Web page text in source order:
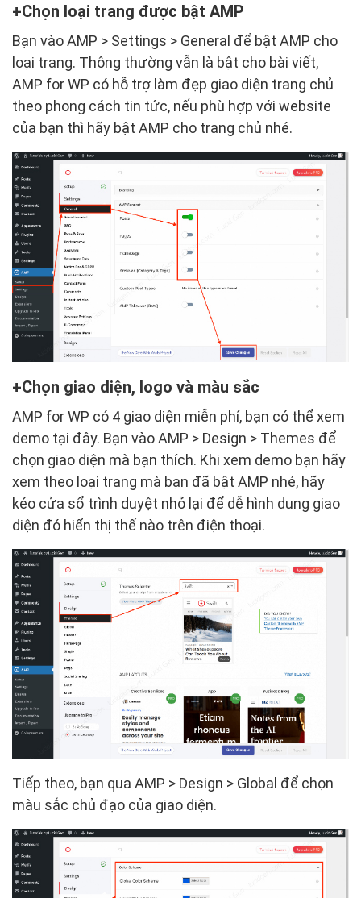
Chọn loại trang được bật AMP
Bạn vào AMP > Settings > General để bật AMP cho
loại trang. Thông thường vẫn là bật cho bài viết,
AMP for WP có hỗ trợ làm đẹp giao diện trang chủ
theo phong cách tin tức, nếu phù hợp với website
của bạn thì hãy bật AMP cho trang chủ nhé.
Chọn giao diện, logo và màu sắc
AMP for WP có 4 giao diện miễn phí, bạn có thể xem
demo tại đây. Bạn vào AMP > Design > Themes để
chọn giao diện mà bạn thích. Khi xem demo bạn hãy
xem theo loại trang mà bạn đã bật AMP nhé, hãy
kéo cửa sổ trình duyệt nhỏ lại để dễ hình dung giao
diện đó hiển thị thế nào trên điện thoại.
Tiếp theo, bạn qua AMP > Design > Global để chọn
màu sắc chủ đạo của giao diện.